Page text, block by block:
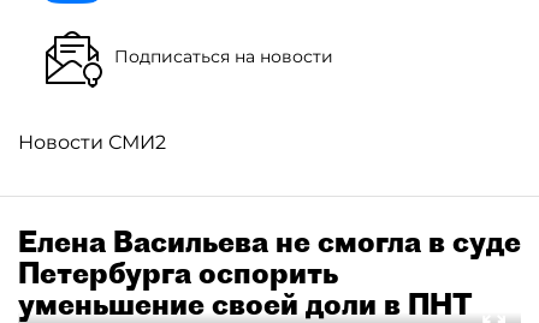
Подписаться на новости
Новости СМИ2
Елена Васильева не смогла в суде
Петербурга оспорить
уменьшение своей доли в ПНТ